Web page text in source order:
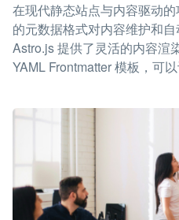
在现代静态站点与内容驱动
的元数据格式对内容维护和自
Astro.js 提供了灵活的内容渲
YAML Frontmatter 模板，可